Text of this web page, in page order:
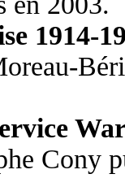
1914-
Cony